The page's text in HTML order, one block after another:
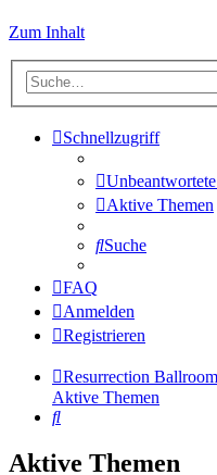
Zum Inhalt
Schnellzugriff
Aktive Themen
Suche
FAQ
Anmelden
Registrieren
Resurrection
Aktive Themen
Suche
Aktive Themen